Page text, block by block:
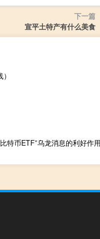
下一篇
宣平土特产有什么美食